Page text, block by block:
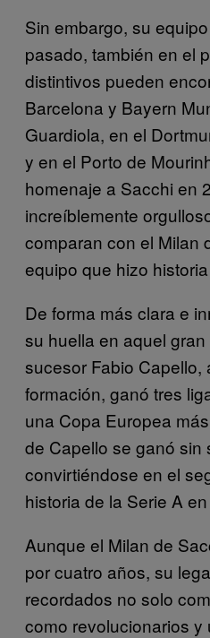
Sin embargo, su
pasado, también en el
distintivos pueden
Barcelona y Bayern
Guardiola, en el
y en el Porto de
homenaje a Sacchi en
increíblemente
comparan con el Milan
equipo que hizo
De forma más clara e
su huella en aquel
sucesor Fabio Capello,
formación, ganó tres
una Copa Europea
de Capello se ganó sin
convirtiéndose en el
historia de la Serie A
Aunque el Milan de
por cuatro años, su
recordados no solo
como revolucionarios y